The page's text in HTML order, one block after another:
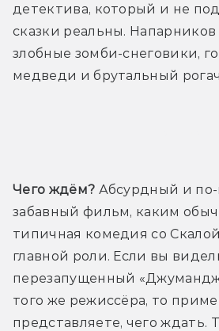
детектива, который и не
сказки реальны.
злобные зомби-снеговики,
медведи и брутальный
Чего ждём? Абсурдный и по-
забавный фильм, каким
типичная комедия со
главной роли. Если вы
перезапущенный
того же режиссёра, то
представляете, чего ждать.